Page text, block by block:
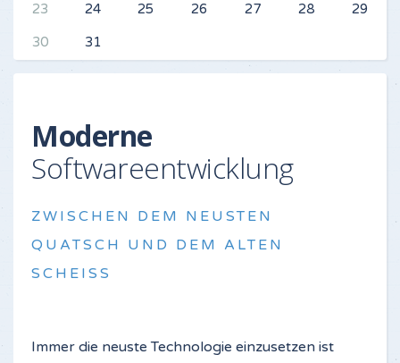
23 24 25 26 27 28 29
30 31
Moderne
Softwareentwicklung
ZWISCHEN DEM NEUSTEN
QUATSCH UND DEM ALTEN
SCHEISS
Immer die neuste Technologie einzusetzen ist